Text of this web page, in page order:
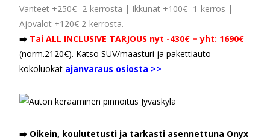
Vanteet +250€ -2-kerrosta | Ikkunat +100€ -1-kerros |
Ajovalot +120€ 2-kerrosta.
➡️ Tai ALL INCLUSIVE TARJOUS nyt -430€ = yht: 1690€
(norm.2120€). Katso SUV/maasturi ja pakettiauto
kokoluokat ajanvaraus osiosta >>
➡️ Oikein, koulutetusti ja tarkasti asennettuna Onyx